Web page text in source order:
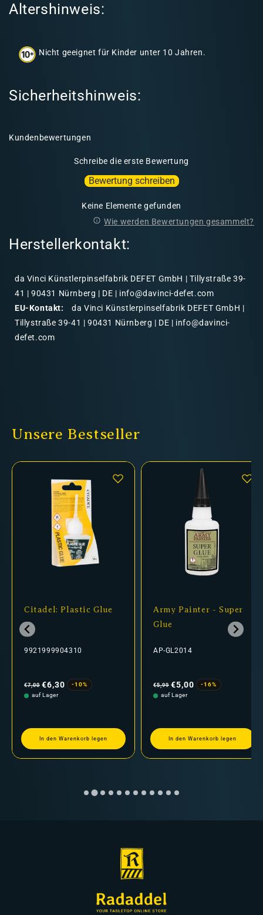
n
Altershinweis:
Nicht geeignet für Kinder unter 10 Jahren.
Sicherheitshinweis:
Kundenbewertungen
Schreibe die erste Bewertung
Bewertung schreiben
Keine Elemente gefunden
Wie werden Bewertungen gesammelt?
Herstellerkontakt:
da Vinci Künstlerpinselfabrik DEFET GmbH | Tillystraße 39-
41 | 90431 Nürnberg | DE | info@davinci-defet.com
EU-Kontakt:
da Vinci Künstlerpinselfabrik DEFET GmbH |
Tillystraße 39-41 | 90431 Nürnberg | DE | info@davinci-
defet.com
Unsere Bestseller
Citadel: Plastic Glue
9921999904310
Preis
€7,00 €6,30
-10%
auf Lager
In den Warenkorb legen
Army Painter - Super
Glue
AP-GL2014
Preis
€5,99 €5,00
-16%
auf Lager
In den Warenkorb legen